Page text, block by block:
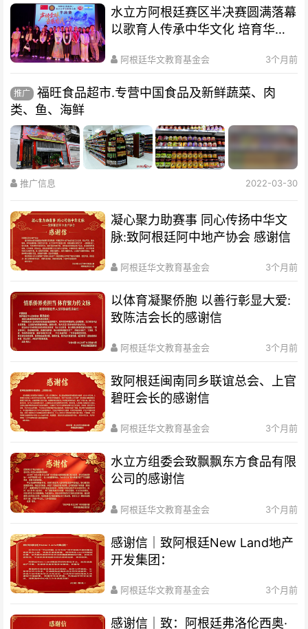
水立方阿根廷赛区半决赛圆满落幕
以歌育人传承中华文化 培育华裔
阿根廷华文教育基金会 3个月前
推广
福旺食品超市.专营中国食品及新鲜蔬菜、肉
类、鱼、海鲜
推广信息 2022-03-30
凝心聚力助赛事 同心传扬中华文
脉:致阿根廷阿中地产协会 感谢信
阿根廷华文教育基金会 3个月前
以体育凝聚侨胞 以善行彰显大爱:
致陈洁会长的感谢信
阿根廷华文教育基金会 3个月前
致阿根廷闽南同乡联谊总会、上官
碧旺会长的感谢信
阿根廷华文教育基金会 3个月前
水立方组委会致飘飘东方食品有限
公司的感谢信
阿根廷华文教育基金会 3个月前
感谢信｜致阿根廷New Land地产
开发集团：
阿根廷华文教育基金会 3个月前
感谢信｜致：阿根廷弗洛伦西奥·